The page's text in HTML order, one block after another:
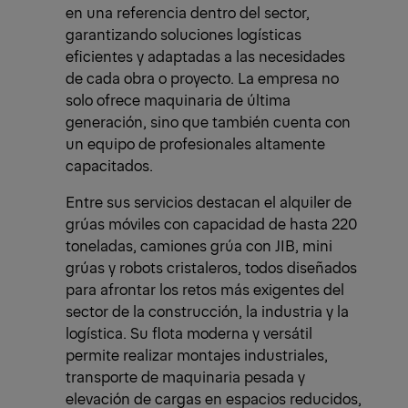
en una referencia dentro del sector,
garantizando soluciones logísticas
eficientes y adaptadas a las necesidades
de cada obra o proyecto. La empresa no
solo ofrece maquinaria de última
generación, sino que también cuenta con
un equipo de profesionales altamente
capacitados.
Entre sus servicios destacan el alquiler de
grúas móviles con capacidad de hasta 220
toneladas, camiones grúa con JIB, mini
grúas y robots cristaleros, todos diseñados
para afrontar los retos más exigentes del
sector de la construcción, la industria y la
logística. Su flota moderna y versátil
permite realizar montajes industriales,
transporte de maquinaria pesada y
elevación de cargas en espacios reducidos,